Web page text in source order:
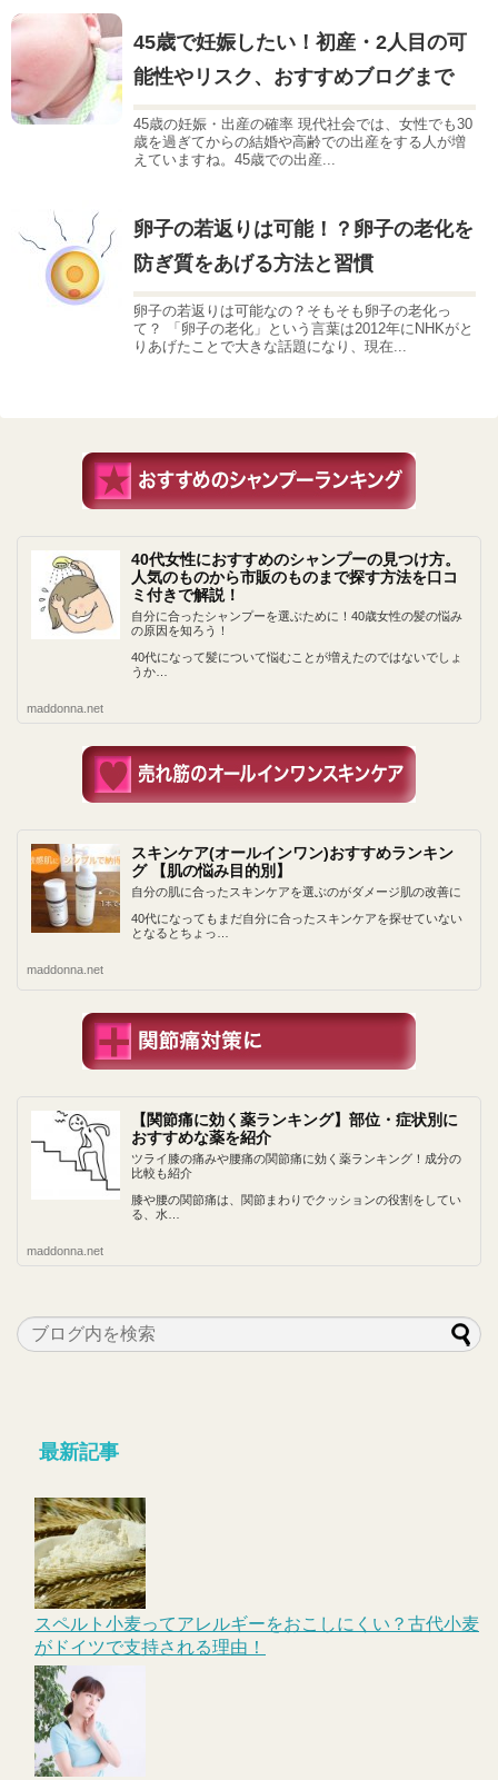
45歳で妊娠したい！初産・2人目の可
能性やリスク、おすすめブログまで
45歳の妊娠・出産の確率 現代社会では、女性でも30
歳を過ぎてからの結婚や高齢での出産をする人が増
えていますね。45歳での出産...
卵子の若返りは可能！？卵子の老化を
防ぎ質をあげる方法と習慣
卵子の若返りは可能なの？そもそも卵子の老化っ
て？ 「卵子の老化」という言葉は2012年にNHKがと
りあげたことで大きな話題になり、現在...
40代女性におすすめのシャンプーの見つけ方。
人気のものから市販のものまで探す方法を口コ
ミ付きで解説！
自分に合ったシャンプーを選ぶために！40歳女性の髪の悩み
の原因を知ろう！
40代になって髪について悩むことが増えたのではないでしょ
うか…
maddonna.net
スキンケア(オールインワン)おすすめランキン
グ 【肌の悩み目的別】
自分の肌に合ったスキンケアを選ぶのがダメージ肌の改善に
40代になってもまだ自分に合ったスキンケアを探せていない
となるとちょっ…
maddonna.net
【関節痛に効く薬ランキング】部位・症状別に
おすすめな薬を紹介
ツライ膝の痛みや腰痛の関節痛に効く薬ランキング！成分の
比較も紹介
膝や腰の関節痛は、関節まわりでクッションの役割をしてい
る、水…
maddonna.net
最新記事
スペルト小麦ってアレルギーをおこしにくい？古代小麦
がドイツで支持される理由！